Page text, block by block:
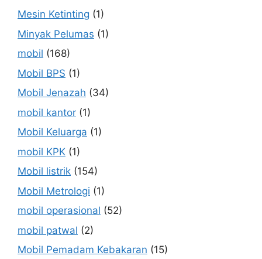
Mesin Ketinting (1)
Minyak Pelumas (1)
mobil (168)
Mobil BPS (1)
Mobil Jenazah (34)
mobil kantor (1)
Mobil Keluarga (1)
mobil KPK (1)
Mobil listrik (154)
Mobil Metrologi (1)
mobil operasional (52)
mobil patwal (2)
Mobil Pemadam Kebakaran (15)